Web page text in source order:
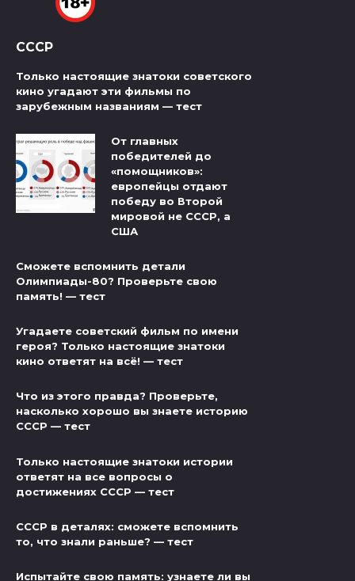
СССР
Только настоящие знатоки советского
кино угадают эти фильмы по
зарубежным названиям — тест
От главных
победителей до
«помощников»:
европейцы отдают
победу во Второй
мировой не СССР, а
США
Сможете вспомнить детали
Олимпиады-80? Проверьте свою
память! — тест
Угадаете советский фильм по имени
героя? Только настоящие знатоки
кино ответят на всё! — тест
Что из этого правда? Проверьте,
насколько хорошо вы знаете историю
СССР — тест
Только настоящие знатоки истории
ответят на все вопросы о
достижениях СССР — тест
СССР в деталях: сможете вспомнить
то, что знали раньше? — тест
Испытайте свою память: узнаете ли вы